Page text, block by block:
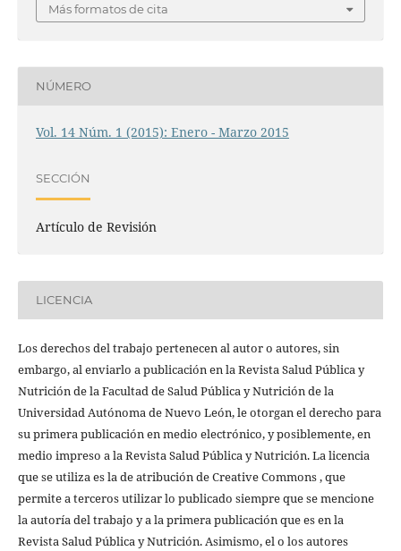
Más formatos de cita
NÚMERO
Vol. 14 Núm. 1 (2015): Enero - Marzo 2015
SECCIÓN
Artículo de Revisión
LICENCIA
Los derechos del trabajo pertenecen al autor o autores, sin
embargo, al enviarlo a publicación en la Revista Salud Pública y
Nutrición de la Facultad de Salud Pública y Nutrición de la
Universidad Autónoma de Nuevo León, le otorgan el derecho para
su primera publicación en medio electrónico, y posiblemente, en
medio impreso a la Revista Salud Pública y Nutrición. La licencia
que se utiliza es la de atribución de Creative Commons , que
permite a terceros utilizar lo publicado siempre que se mencione
la autoría del trabajo y a la primera publicación que es en la
Revista Salud Pública y Nutrición. Asimismo, el o los autores